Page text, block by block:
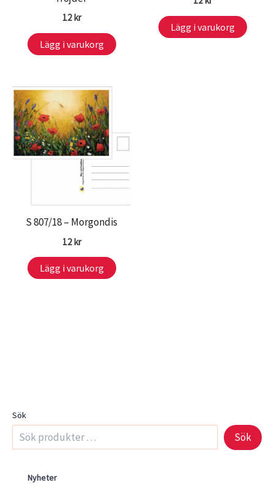
Sök
Sök
Nyheter
12 kr
Lägg i varukorg
Lägg i varukorg
S 807/18 – Morgondis
12kr
Lägg i varukorg